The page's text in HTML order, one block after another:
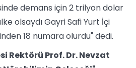
demans için 2 trilyon dolar
olsaydı Gayri Safi Yurt İçi
18 numara olurdu" dedi.
Rektörü Prof. Dr. Nevzat